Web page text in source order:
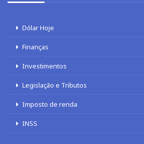
Dólar Hoje
Finanças
Investimentos
Legislação e Tributos
Imposto de renda
INSS